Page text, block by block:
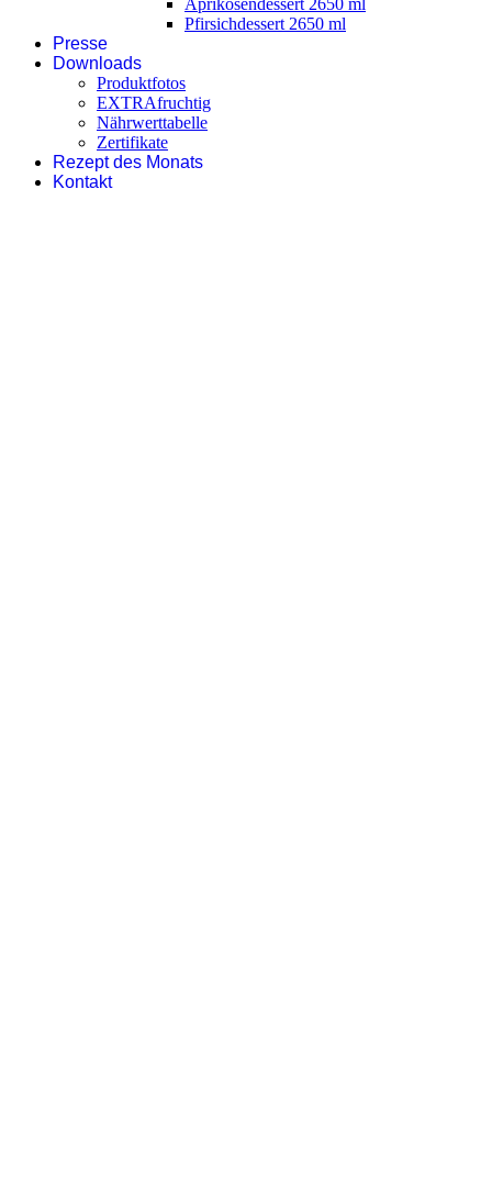
Pfirsichdessert 2650 ml
Presse
Downloads
Produktfotos
EXTRAfruchtig
Nährwerttabelle
Zertifikate
Rezept des Monats
Kontakt